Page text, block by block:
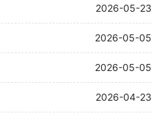
2026-05-23
2026-05-05
2026-05-05
2026-04-23